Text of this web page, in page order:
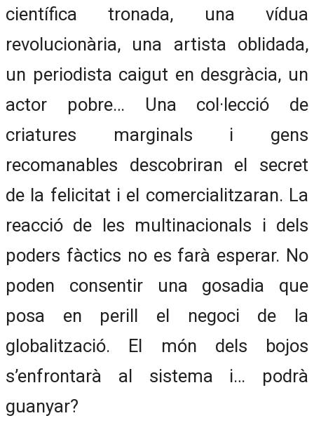
científica tronada, una vídua
revolucionària, una artista oblidada,
un periodista caigut en desgràcia, un
actor pobre… Una col·lecció de
criatures marginals i gens
recomanables descobriran el secret
de la felicitat i el comercialitzaran. La
reacció de les multinacionals i dels
poders fàctics no es farà esperar. No
poden consentir una gosadia que
posa en perill el negoci de la
globalització. El món dels bojos
s’enfrontarà al sistema i… podrà
guanyar?